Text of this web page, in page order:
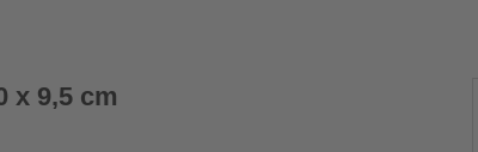
x 9,5 cm